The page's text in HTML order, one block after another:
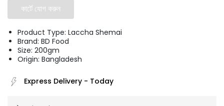
কার্টে যোগ করুন
Product Type: Laccha Shemai
Brand: BD Food
Size: 200gm
Origin: Bangladesh
Express Delivery - Today